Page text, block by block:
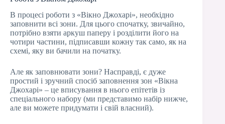
В процесі роботи з «Вікно Джохарі», необхідно
заповнити всі зони. Для цього спочатку, звичайно,
потрібно взяти аркуш паперу і розділити його на
чотири частини, підписавши кожну так само, як на
схемі, яку ви бачили на початку.
Але як заповнювати зони? Насправді, є дуже
простий і зручний спосіб заповнення зон «Вікна
Джохарі» – це вписування в нього епітетів із
спеціального набору (ми представимо набір нижче,
але ви можете придумати і свій власний).